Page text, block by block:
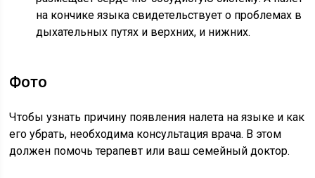
на кончике языка свидетельствует о проблемах в
дыхательных путях и верхних, и нижних.
Фото
Чтобы узнать причину появления налета на языке и как
его убрать, необходима консультация врача. В этом
должен помочь терапевт или ваш семейный доктор.